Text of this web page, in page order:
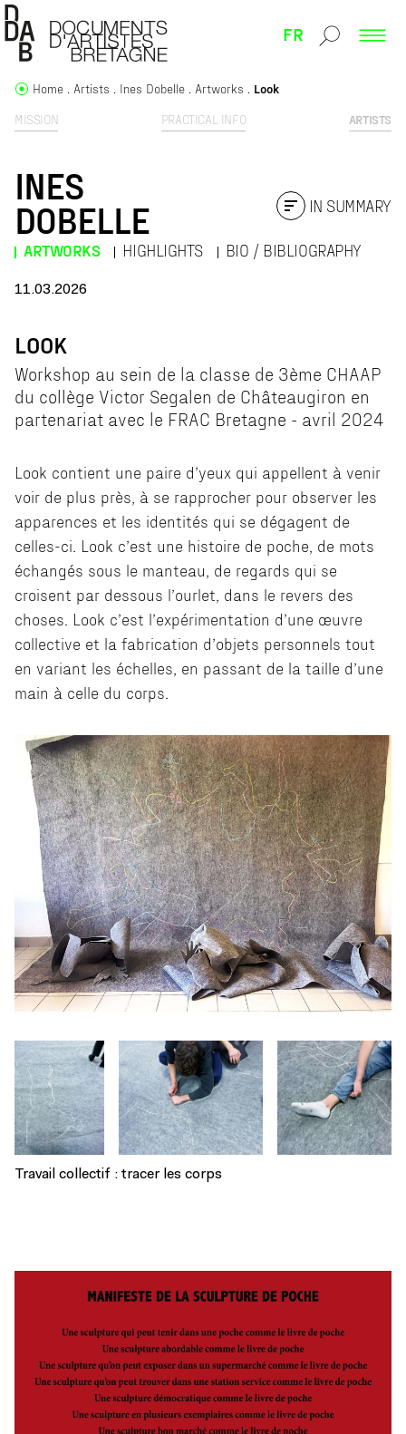
FR
MISSION PRACTICAL INFO ARTISTS
Home Artists Ines Dobelle Artworks Look
INES
DOBELLE
ARTWORKS HIGHLIGHTS BIO / BIBLIOGRAPHY
IN SUMMARY
11.03.2026
LOOK
Workshop au sein de la classe de 3ème CHAAP
du collège Victor Segalen de Châteaugiron en
partenariat avec le FRAC Bretagne - avril 2024
Look contient une paire d’yeux qui appellent à venir
voir de plus près, à se rapprocher pour observer les
apparences et les identités qui se dégagent de
celles-ci. Look c’est une histoire de poche, de mots
échangés sous le manteau, de regards qui se
croisent par dessous l’ourlet, dans le revers des
choses. Look c’est l’expérimentation d’une œuvre
collective et la fabrication d’objets personnels tout
en variant les échelles, en passant de la taille d’une
main à celle du corps.
Travail collectif : tracer les corps